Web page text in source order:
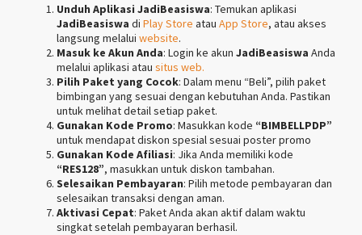
Unduh Aplikasi JadiBeasiswa: Temukan aplikasi
JadiBeasiswa di Play Store atau App Store, atau akses
langsung melalui website.
Masuk ke Akun Anda: Login ke akun JadiBeasiswa Anda
melalui aplikasi atau situs web.
Pilih Paket yang Cocok: Dalam menu “Beli”, pilih paket
bimbingan yang sesuai dengan kebutuhan Anda. Pastikan
untuk melihat detail setiap paket.
Gunakan Kode Promo: Masukkan kode “BIMBELLPDP”
untuk mendapat diskon spesial sesuai poster promo
Gunakan Kode Afiliasi: Jika Anda memiliki kode
“RES128”, masukkan untuk diskon tambahan.
Selesaikan Pembayaran: Pilih metode pembayaran dan
selesaikan transaksi dengan aman.
Aktivasi Cepat: Paket Anda akan aktif dalam waktu
singkat setelah pembayaran berhasil.